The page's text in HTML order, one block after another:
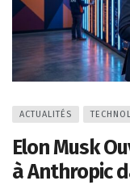
ACTUALITÉS
Elon Musk
à Anthropic